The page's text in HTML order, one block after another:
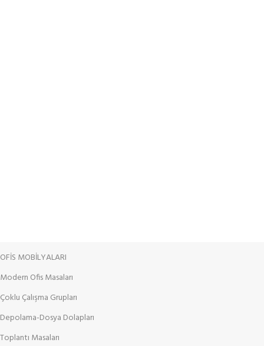
OFİS MOBİLYALARI
Modern Ofis Masaları
Çoklu Çalışma Grupları
Depolama-Dosya Dolapları
Toplantı Masaları